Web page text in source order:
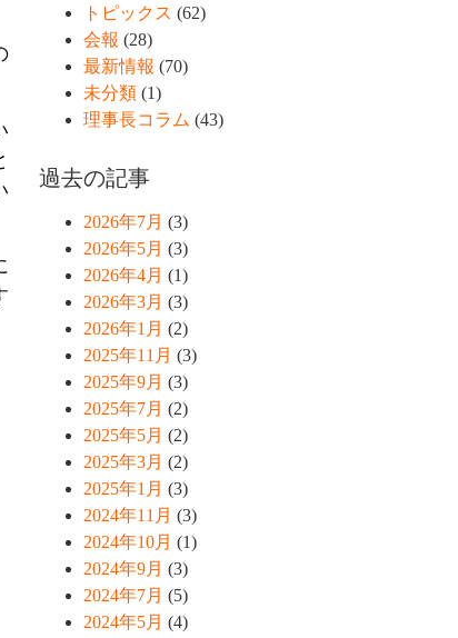
トピックス (62)
会報 (28)
最新情報 (70)
未分類 (1)
理事長コラム (43)
過去の記事
2026年7月 (3)
2026年5月 (3)
2026年4月 (1)
2026年3月 (3)
2026年1月 (2)
2025年11月 (3)
2025年9月 (3)
2025年7月 (2)
2025年5月 (2)
2025年3月 (2)
2025年1月 (3)
2024年11月 (3)
2024年10月 (1)
2024年9月 (3)
2024年7月 (5)
2024年5月 (4)